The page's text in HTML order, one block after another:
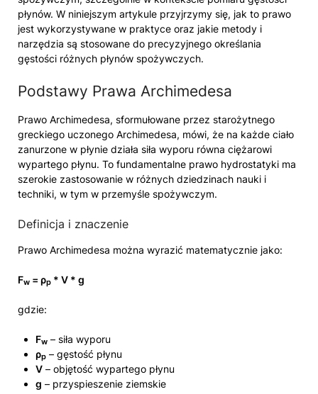
płynów. W niniejszym artykule przyjrzymy się, jak to prawo
jest wykorzystywane w praktyce oraz jakie metody i
narzędzia są stosowane do precyzyjnego określania
gęstości różnych płynów spożywczych.
Podstawy Prawa Archimedesa
Prawo Archimedesa, sformułowane przez starożytnego
greckiego uczonego Archimedesa, mówi, że na każde ciało
zanurzone w płynie działa siła wyporu równa ciężarowi
wypartego płynu. To fundamentalne prawo hydrostatyki ma
szerokie zastosowanie w różnych dziedzinach nauki i
techniki, w tym w przemyśle spożywczym.
Definicja i znaczenie
Prawo Archimedesa można wyrazić matematycznie jako:
Fw = ρp * V * g
gdzie:
Fw – siła wyporu
ρp – gęstość płynu
V – objętość wypartego płynu
g – przyspieszenie ziemskie